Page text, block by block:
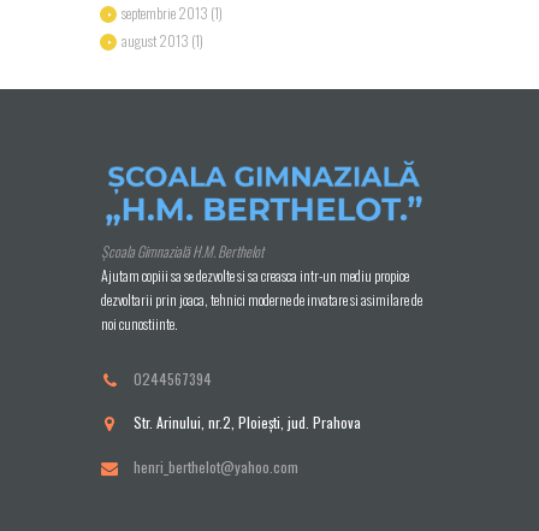
septembrie2013 (1)
august2013 (1)
Școala Gimnazială H.M. Berthelot
Ajutam copiii sa se dezvolte si sa creasca intr-un mediu propice
dezvoltarii prin joaca, tehnici moderne de invatare si asimilare de
noi cunostiinte.
0244567394
Str. Arinului, nr.2, Ploieşti, jud. Prahova
henri_berthelot@yahoo.com